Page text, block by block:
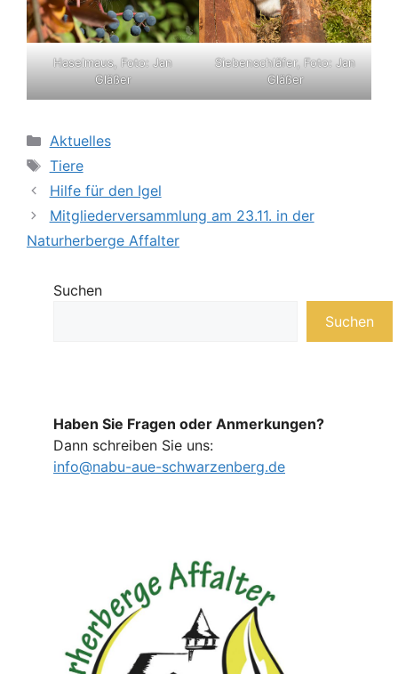
Haselmaus, Foto: Jan
Gläßer
Siebenschläfer, Foto: Jan
Gläßer
Kategorien
Aktuelles
Schlagwörter
Tiere
Hilfe für den Igel
Mitgliederversammlung am 23.11. in der
Naturherberge Affalter
Suchen
Suchen
Haben Sie Fragen oder Anmerkungen?
Dann schreiben Sie uns:
info@nabu-aue-schwarzenberg.de